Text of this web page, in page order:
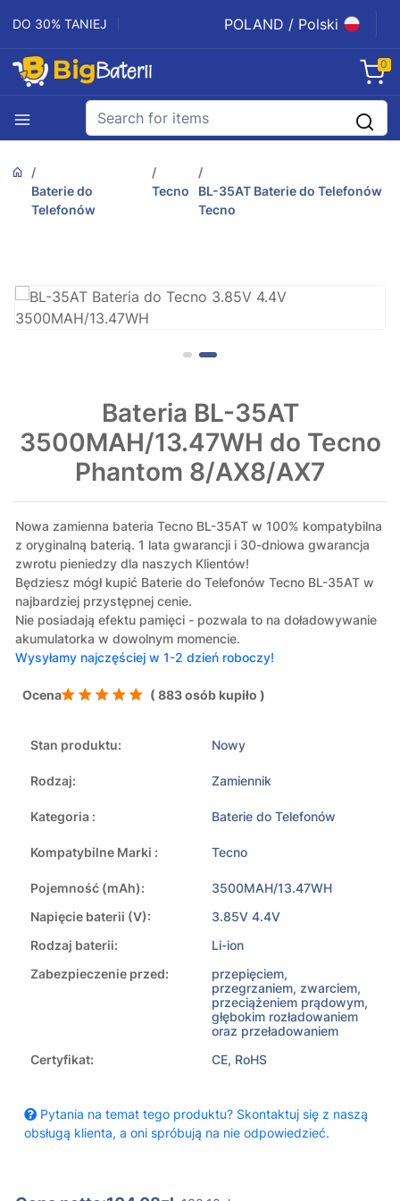
DO 30% TANIEJ POLAND / Polski
0
Baterie do
Telefonów
Tecno
BL-35AT Baterie do Telefonów
Tecno
Bateria BL-35AT
3500MAH/13.47WH do Tecno
Phantom 8/AX8/AX7
Nowa zamienna bateria Tecno BL-35AT w 100% kompatybilna
z oryginalną baterią. 1 lata gwarancji i 30-dniowa gwarancja
zwrotu pieniedzy dla naszych Klientów!
Będziesz mógł kupić Baterie do Telefonów Tecno BL-35AT w
najbardziej przystępnej cenie.
Nie posiadają efektu pamięci - pozwala to na doładowywanie
akumulatorka w dowolnym momencie.
Wysyłamy najczęściej w 1-2 dzień roboczy!
Ocena ( 883 osób kupiło )
Stan produktu: Nowy
Rodzaj: Zamiennik
Kategoria : Baterie do Telefonów
Kompatybilne Marki : Tecno
Pojemność (mAh):
3500MAH/13.47WH
Napięcie baterii (V):
3.85V 4.4V
Rodzaj baterii:
Li-ion
Zabezpieczenie przed:
przepięciem,
przegrzaniem, zwarciem,
przeciążeniem prądowym,
głębokim rozładowaniem
oraz przeładowaniem
Certyfikat:
CE, RoHS
Pytania na temat tego produktu? Skontaktuj się z naszą
obsługą klienta, a oni spróbują na nie odpowiedzieć.